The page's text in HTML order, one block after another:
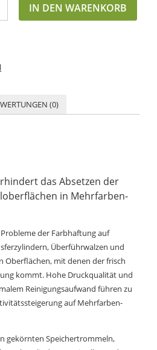
IN DEN WARENKORB
(0)
das Absetzen der
in Mehrfarben-
Probleme der Farbhaftung auf
Überführwalzen und
Oberflächen, mit denen der frisch
kommt. Hohe Druckqualität und
Reinigungsaufwand führen zu
auf Mehrfarben-
gekörnten Speichertrommeln,